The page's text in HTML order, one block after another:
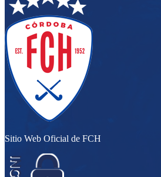
Sitio Web Oficial de FCH